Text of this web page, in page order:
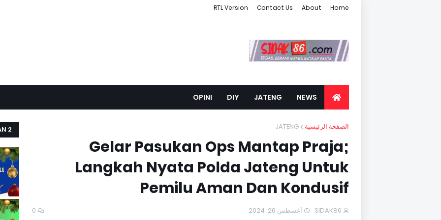
Home
About
Contact Us
RTL Version
NEWS
JATENG
DIY
OPINI
الصفحة الرئيسية JATENG
Gelar Pasukan Ops Mantap Praja;
Langkah Nyata Polda Jateng Untuk
Pemilu Aman Dan Kondusif
SIDAK86 أغسطس 26, 2024 0
2